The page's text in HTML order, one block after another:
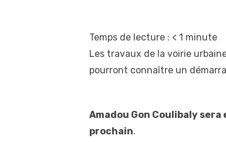
Temps de lecture : < 1 minute
Les travaux de la voirie
pourront connaître un
Amadou Gon Coulibaly
prochain.